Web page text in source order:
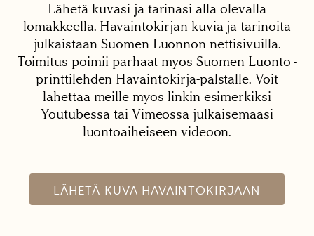
Lähetä kuvasi ja tarinasi alla olevalla
lomakkeella. Havaintokirjan kuvia ja tarinoita
julkaistaan Suomen Luonnon nettisivuilla.
Toimitus poimii parhaat myös Suomen Luonto -
printtilehden Havaintokirja-palstalle. Voit
lähettää meille myös linkin esimerkiksi
Youtubessa tai Vimeossa julkaisemaasi
luontoaiheiseen videoon.
LÄHETÄ KUVA HAVAINTOKIRJAAN